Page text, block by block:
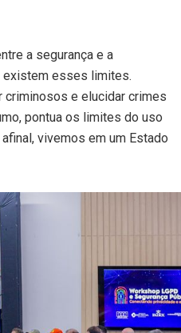
a segurança e a
existem esses limites.
criminosos e elucidar crimes
pontua os limites do uso
vivemos em um Estado